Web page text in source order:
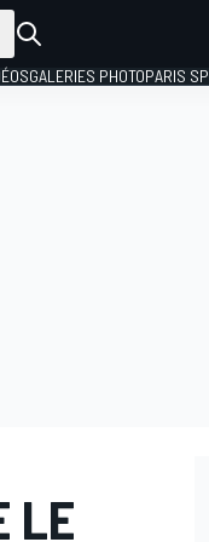
GALERIES PHOTOPARIS
LE